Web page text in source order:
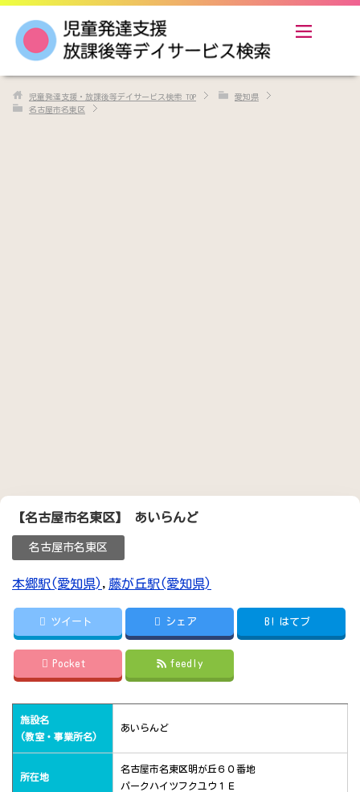
児童発達支援・放課後等デイサービス検索 TOP
愛知県
名古屋市名東区
【名古屋市名東区】 あいらんど
名古屋市名東区
本郷駅(愛知県), 藤が丘駅(愛知県)
ツイート シェア B! はてブ
Pocket feedly
施設名
(教室・事業所名)
あいらんど
所在地
名古屋市名東区明が丘６０番地
パークハイツフクユウ１Ｅ